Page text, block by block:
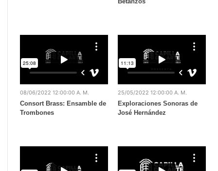
08/06/2022 12:00:00 A. M.
Consort Brass: Ensamble de
Trombones
25/05/2022 12:00:00 A. M.
Exploraciones Sonoras de
José Hernández